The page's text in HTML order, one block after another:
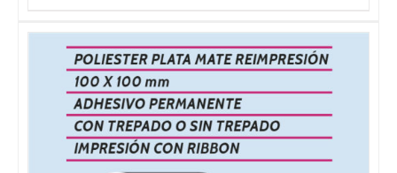
75,00€
hasta
310,00€